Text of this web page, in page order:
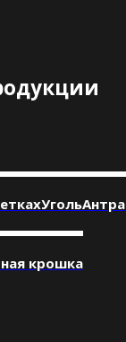
Уголь
крошка